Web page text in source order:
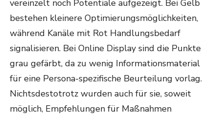
vereinzelt noch Potentiale aufgezeigt. Bei Gelb
bestehen kleinere Optimierungsmöglichkeiten,
während Kanäle mit Rot Handlungsbedarf
signalisieren. Bei Online Display sind die Punkte
grau gefärbt, da zu wenig Informationsmaterial
für eine Persona-spezifische Beurteilung vorlag.
Nichtsdestotrotz wurden auch für sie, soweit
möglich, Empfehlungen für Maßnahmen